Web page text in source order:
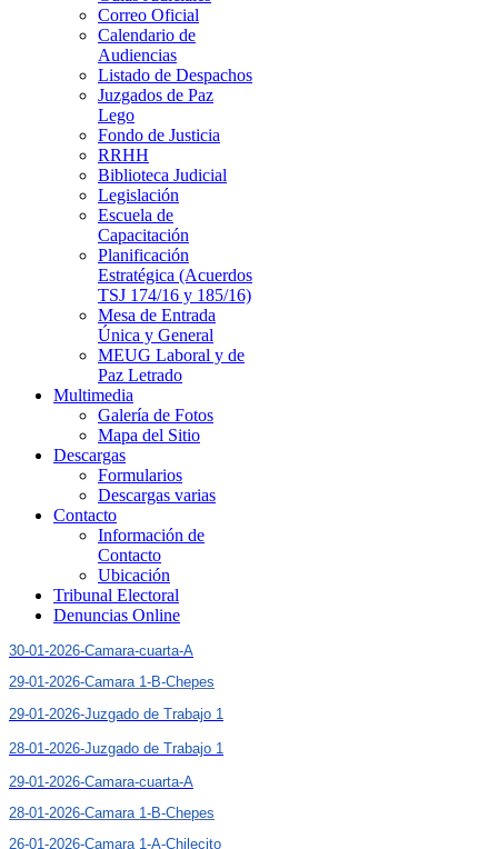
Correo Oficial
Calendario de
Audiencias
Listado de Despachos
Juzgados de Paz
Lego
Fondo de Justicia
RRHH
Biblioteca Judicial
Legislación
Escuela de
Capacitación
Planificación
Estratégica (Acuerdos
TSJ 174/16 y 185/16)
Mesa de Entrada
Única y General
MEUG Laboral y de
Paz Letrado
Multimedia
Galería de Fotos
Mapa del Sitio
Descargas
Formularios
Descargas varias
Contacto
Información de
Contacto
Ubicación
Tribunal Electoral
Denuncias Online
30-01-2026-Camara-cuarta-A
29-01-2026-Camara 1-B-Chepes
29-01-2026-Juzgado de Trabajo 1
28-01-2026-Juzgado de Trabajo 1
29-01-2026-Camara-cuarta-A
28-01-2026-Camara 1-B-Chepes
26-01-2026-Camara 1-A-Chilecito